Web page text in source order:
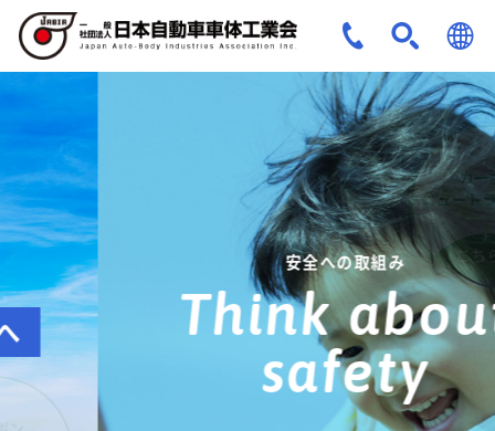
JPN
ENG
安全への取組み
Think about
safety